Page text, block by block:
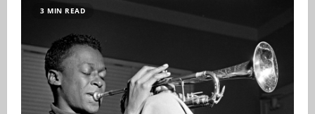
3 MIN READ